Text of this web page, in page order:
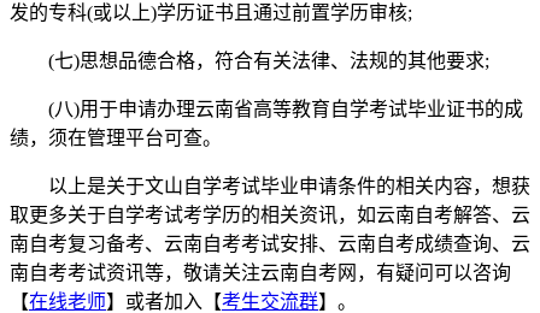
发的专科(或以上)学历证书且通过前置学历审核;
(七)思想品德合格，符合有关法律、法规的其他要求;
(八)用于申请办理云南省高等教育自学考试毕业证书的成
绩，须在管理平台可查。
以上是关于文山自学考试毕业申请条件的相关内容，想获
取更多关于自学考试考学历的相关资讯，如云南自考解答、云
南自考复习备考、云南自考考试安排、云南自考成绩查询、云
南自考考试资讯等，敬请关注云南自考网，有疑问可以咨询
【在线老师】或者加入【考生交流群】。